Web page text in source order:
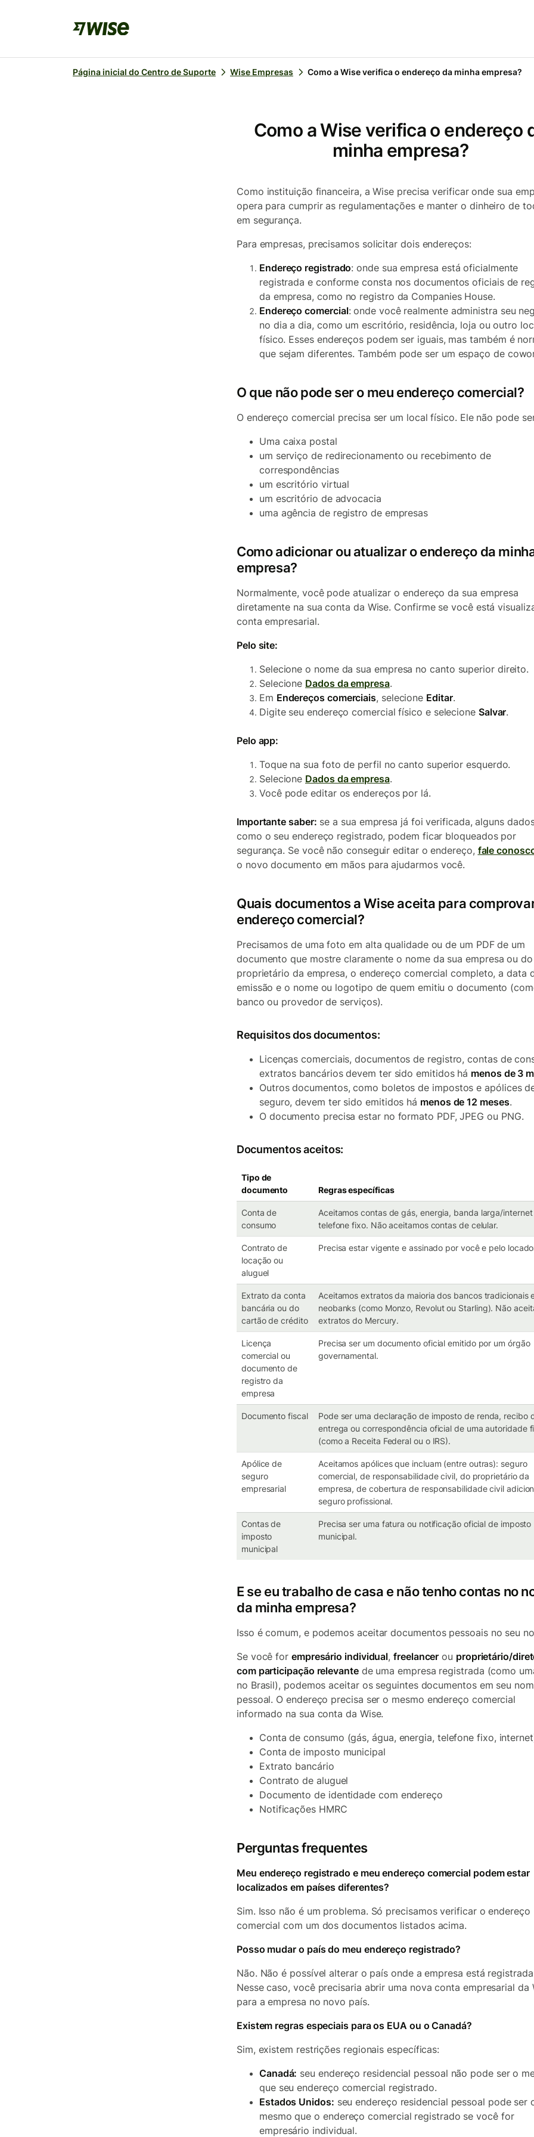
Página inicial do Centro de Suporte Wise Empresas Como a Wise verifica o endereço da minha empresa?
Como a Wise verifica o endereço
minha empresa?
Como instituição financeira, a Wise precisa verificar onde sua
opera para cumprir as regulamentações e manter o dinheiro de
em segurança.
Para empresas, precisamos solicitar dois endereços:
Endereço registrado: onde sua empresa está oficialmente
registrada e conforme consta nos documentos oficiais de
da empresa, como no registro da Companies House.
Endereço comercial: onde você realmente administra seu
no dia a dia, como um escritório, residência, loja ou outro
físico. Esses endereços podem ser iguais, mas também é
que sejam diferentes. Também pode ser um espaço de
O que não pode ser o meu endereço comercial?
O endereço comercial precisa ser um local físico. Ele não pode
Uma caixa postal
um serviço de redirecionamento ou recebimento de
correspondências
um escritório virtual
um escritório de advocacia
uma agência de registro de empresas
Como adicionar ou atualizar o endereço da
empresa?
Normalmente, você pode atualizar o endereço da sua empresa
diretamente na sua conta da Wise. Confirme se você está
conta empresarial.
Pelo site:
Selecione o nome da sua empresa no canto superior direito.
Selecione Dados da empresa.
Em Endereços comerciais, selecione Editar.
Digite seu endereço comercial físico e selecione Salvar.
Pelo app:
Toque na sua foto de perfil no canto superior esquerdo.
Selecione Dados da empresa.
Você pode editar os endereços por lá.
Importante saber: se a sua empresa já foi verificada, alguns
como o seu endereço registrado, podem ficar bloqueados por
segurança. Se você não conseguir editar o endereço, fale
o novo documento em mãos para ajudarmos você.
Quais documentos a Wise aceita para
endereço comercial?
Precisamos de uma foto em alta qualidade ou de um PDF de um
documento que mostre claramente o nome da sua empresa ou do
proprietário da empresa, o endereço comercial completo, a data
emissão e o nome ou logotipo de quem emitiu o documento
banco ou provedor de serviços).
Requisitos dos documentos:
Licenças comerciais, documentos de registro, contas de
extratos bancários devem ter sido emitidos há menos de 3
Outros documentos, como boletos de impostos e apólices
seguro, devem ter sido emitidos há menos de 12 meses.
O documento precisa estar no formato PDF, JPEG ou PNG.
Documentos aceitos:
Tipo de
documento
Regras específicas
Conta de
consumo
Aceitamos contas de gás, energia, banda larga/internet
telefone fixo. Não aceitamos contas de celular.
Contrato de
locação ou
aluguel
Precisa estar vigente e assinado por você e pelo
Extrato da conta
bancária ou do
cartão de crédito
Aceitamos extratos da maioria dos bancos tradicionais
neobanks (como Monzo, Revolut ou Starling). Não
extratos do Mercury.
Licença
comercial ou
documento de
registro da
empresa
Precisa ser um documento oficial emitido por um órgão
governamental.
Documento fiscal
Pode ser uma declaração de imposto de renda, recibo
entrega ou correspondência oficial de uma autoridade
(como a Receita Federal ou o IRS).
Apólice de
seguro
empresarial
Aceitamos apólices que incluam (entre outras): seguro
comercial, de responsabilidade civil, do proprietário da
empresa, de cobertura de responsabilidade civil
seguro profissional.
Contas de
imposto
municipal
Precisa ser uma fatura ou notificação oficial de imposto
municipal.
E se eu trabalho de casa e não tenho contas no
da minha empresa?
Isso é comum, e podemos aceitar documentos pessoais no seu
Se você for empresário individual,freelancer ou proprietário/
com participação relevantede uma empresa registrada (como
no Brasil), podemos aceitar os seguintes documentos em seu
pessoal. O endereço precisa ser o mesmo endereço comercial
informado na sua conta da Wise.
Conta de consumo (gás, água, energia, telefone fixo,
Conta de imposto municipal
Extrato bancário
Contrato de aluguel
Documento de identidade com endereço
Notificações HMRC
Perguntas frequentes
Meu endereço registrado e meu endereço comercial podem estar
localizados em países diferentes?
Sim. Isso não é um problema. Só precisamos verificar o endereço
comercial com um dos documentos listados acima.
Posso mudar o país do meu endereço registrado?
Não. Não é possível alterar o país onde a empresa está
Nesse caso, você precisaria abrir uma nova conta empresarial da
para a empresa no novo país.
Existem regras especiais para os EUA ou o Canadá?
Sim, existem restrições regionais específicas:
Canadá: seu endereço residencial pessoal não pode ser o
que seu endereço comercial registrado.
Estados Unidos: seu endereço residencial pessoal pode ser
mesmo que o endereço comercial registrado se você for
empresário individual.